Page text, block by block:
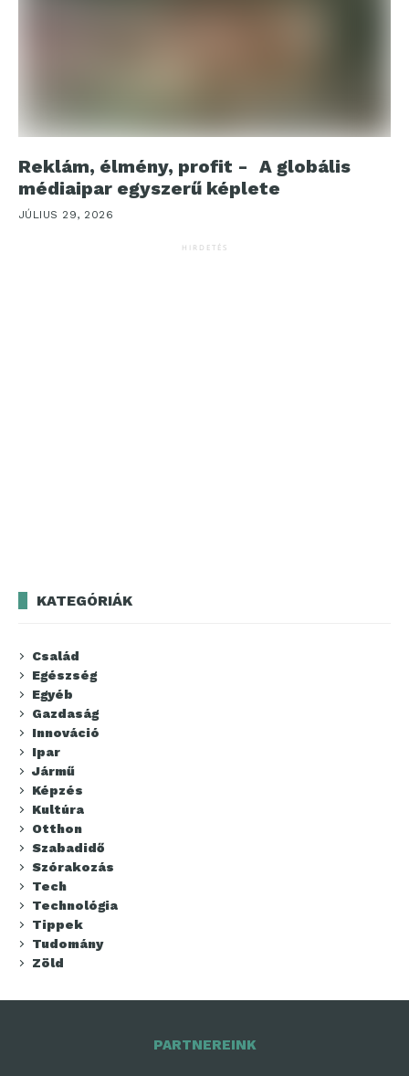
Reklám, élmény, profit - A globális
médiaipar egyszerű képlete
JÚLIUS 29, 2026
HIRDETÉS
KATEGÓRIÁK
Család
Egészség
Egyéb
Gazdaság
Innováció
Ipar
Jármű
Képzés
Kultúra
Otthon
Szabadidő
Szórakozás
Tech
Technológia
Tippek
Tudomány
Zöld
PARTNEREINK